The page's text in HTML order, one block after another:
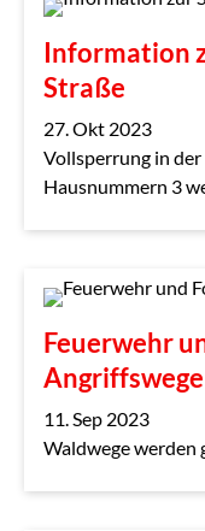
Information
Straße
27. Okt 2023
Vollsperrung in
Hausnummern 3
Feuerwehr
Angriffswege
11. Sep 2023
Waldwege werden